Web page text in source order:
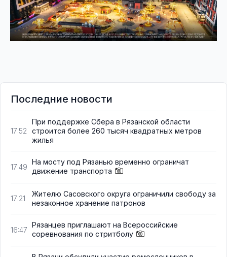
Последние новости
17:52
При поддержке Сбера в Рязанской области
строится более 260 тысяч квадратных метров
жилья
17:49
На мосту под Рязанью временно ограничат
движение транспорта
17:21
Жителю Сасовского округа ограничили свободу за
незаконное хранение патронов
16:47
Рязанцев приглашают на Всероссийские
соревнования по стритболу